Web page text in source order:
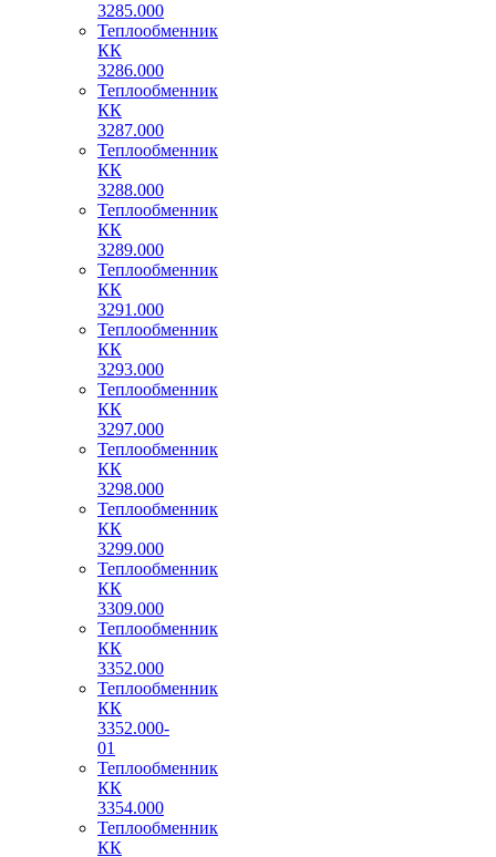
3285.000
Теплообменник
КК
3286.000
Теплообменник
КК
3287.000
Теплообменник
КК
3288.000
Теплообменник
КК
3289.000
Теплообменник
КК
3291.000
Теплообменник
КК
3293.000
Теплообменник
КК
3297.000
Теплообменник
КК
3298.000
Теплообменник
КК
3299.000
Теплообменник
КК
3309.000
Теплообменник
КК
3352.000
Теплообменник
КК
3352.000-
01
Теплообменник
КК
3354.000
Теплообменник
КК